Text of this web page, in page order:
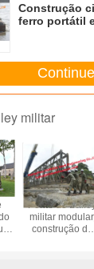
Construção
ferro portátil
Continue
militar
Ponte de
militar
construção da